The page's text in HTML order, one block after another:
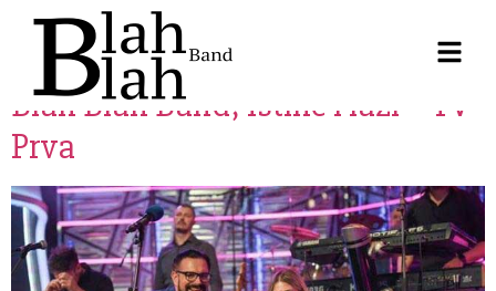
Blah Blah Band, Istine i laži – TV
Prva